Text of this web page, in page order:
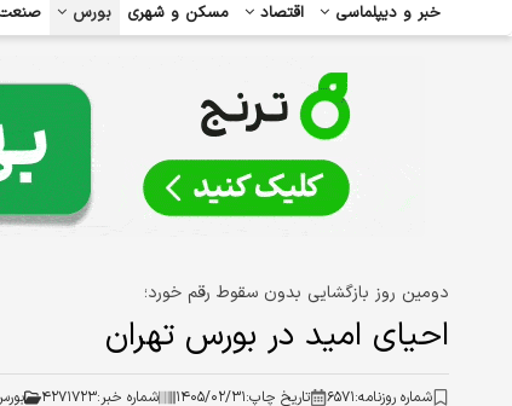
خبر و دیپلماسی اقتصاد مسکن و شهری بورس
دومین روز بازگشایی بدون سقوط رقم خورد؛
احیای امید در بورس تهران
شماره روزنامه:۶۵۷۱ تاریخ چاپ:۱۴۰۵/۰۲/۳۱ شماره خبر:۴۲۷۱۷۲۳